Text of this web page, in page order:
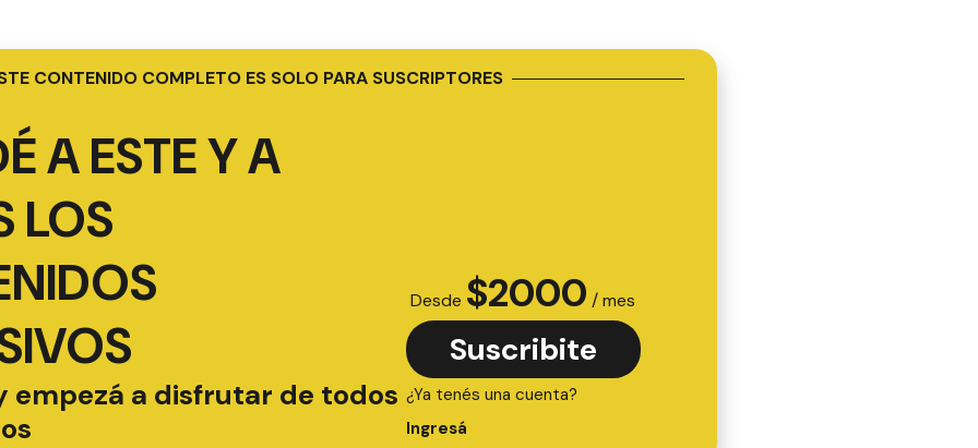
CONTENIDO COMPLETO ES SOLO PARA SUSCRIPTORES
A ESTE Y A
LOS
empezá a disfrutar de todos
Desde $2000 / mes
Suscribite
¿Ya tenés una cuenta?
Ingresá